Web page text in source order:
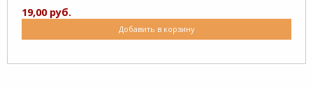
19,00 руб.
Добавить в корзину